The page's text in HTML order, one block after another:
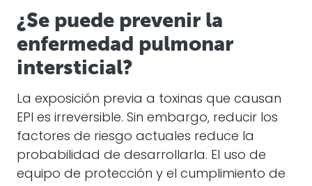
¿Se puede prevenir la
enfermedad pulmonar
intersticial?
La exposición previa a toxinas que causan
EPI es irreversible. Sin embargo, reducir los
factores de riesgo actuales reduce la
probabilidad de desarrollarla. El uso de
equipo de protección y el cumplimiento de